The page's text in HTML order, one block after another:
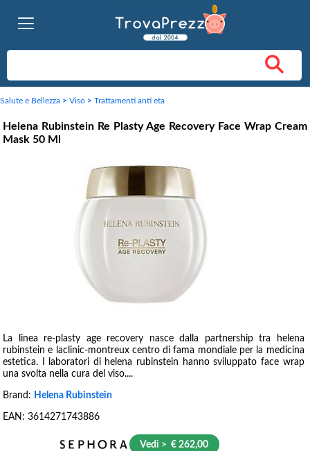
Salute e Bellezza > Viso > Trattamenti anti eta
Helena Rubinstein Re Plasty Age Recovery Face Wrap Cream
Mask 50 Ml
La linea re-plasty age recovery nasce dalla partnership tra helena
rubinstein e laclinic-montreux centro di fama mondiale per la medicina
estetica. I laboratori di helena rubinstein hanno sviluppato face wrap
una svolta nella cura del viso....
Brand: Helena Rubinstein
EAN: 3614271743886
Vedi > € 262,00